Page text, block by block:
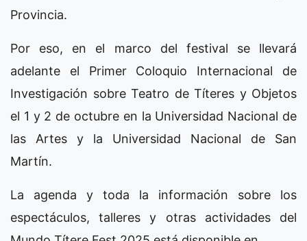
Provincia.
Por eso, en el marco del festival se llevará
adelante el Primer Coloquio Internacional de
Investigación sobre Teatro de Títeres y Objetos
el 1 y 2 de octubre en la Universidad Nacional de
las Artes y la Universidad Nacional de San
Martín.
La agenda y toda la información sobre los
espectáculos, talleres y otras actividades del